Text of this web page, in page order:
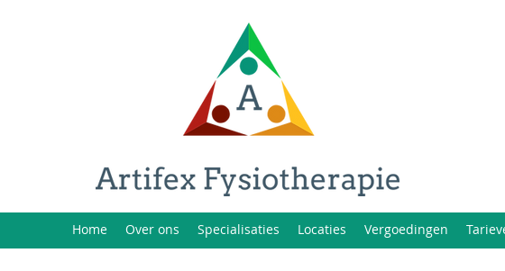
Home Over ons Specialisaties Locaties Vergoedingen